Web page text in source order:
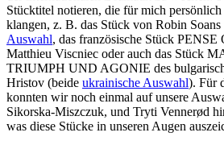
Stücktitel notieren, die für mich persönlich
klangen, z. B. das Stück von Robin
Auswahl, das französische Stück
Matthieu Viscniec oder auch das Stück
TRIUMPH UND AGONIE des
Hristov (beide ukrainische Auswahl). Für
konnten wir noch einmal auf unsere
Sikorska-Miszczuk, und Tryti Vennerød
was diese Stücke in unseren Augen